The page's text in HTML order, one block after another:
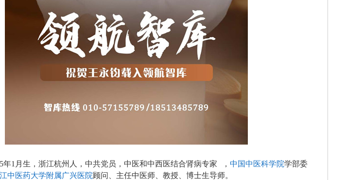
年1月生，浙江杭州人，中共党员，中医和中西医结合肾病专家 ， 中国中医科学院学部委
中医药大学附属广兴医院顾问、主任中医师、教授、博士生导师。